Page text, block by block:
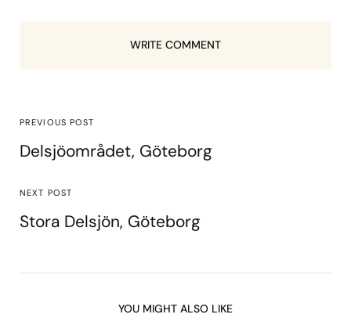
WRITE COMMENT
PREVIOUS POST
Delsjöområdet, Göteborg
NEXT POST
Stora Delsjön, Göteborg
YOU MIGHT ALSO LIKE